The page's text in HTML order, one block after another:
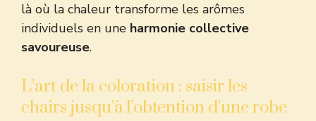
là où la chaleur transforme les arômes
individuels en une harmonie collective
savoureuse.
L’art de la coloration : saisir les
chairs jusqu’à l’obtention d’une robe